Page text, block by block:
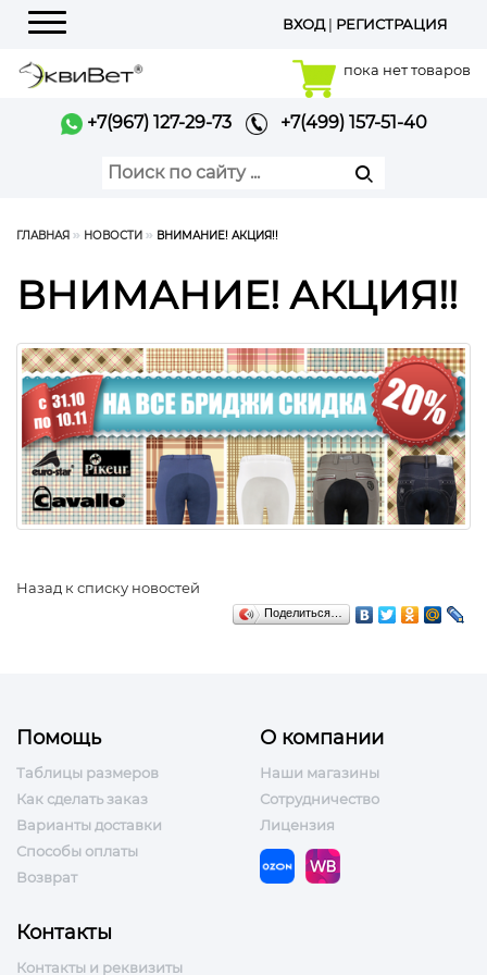
Меню
ВХОД| РЕГИСТРАЦИЯ
пока нет товаров
+7(967) 127-29-73 +7(499) 157-51-40
ГЛАВНАЯ НОВОСТИ ВНИМАНИЕ! АКЦИЯ!!
ВНИМАНИЕ! АКЦИЯ!!
Назад к списку новостей
Поделиться…
Помощь
Таблицы размеров
Как сделать заказ
Варианты доставки
Способы оплаты
Возврат
О компании
Наши магазины
Сотрудничество
Лицензия
Контакты
Контакты и реквизиты